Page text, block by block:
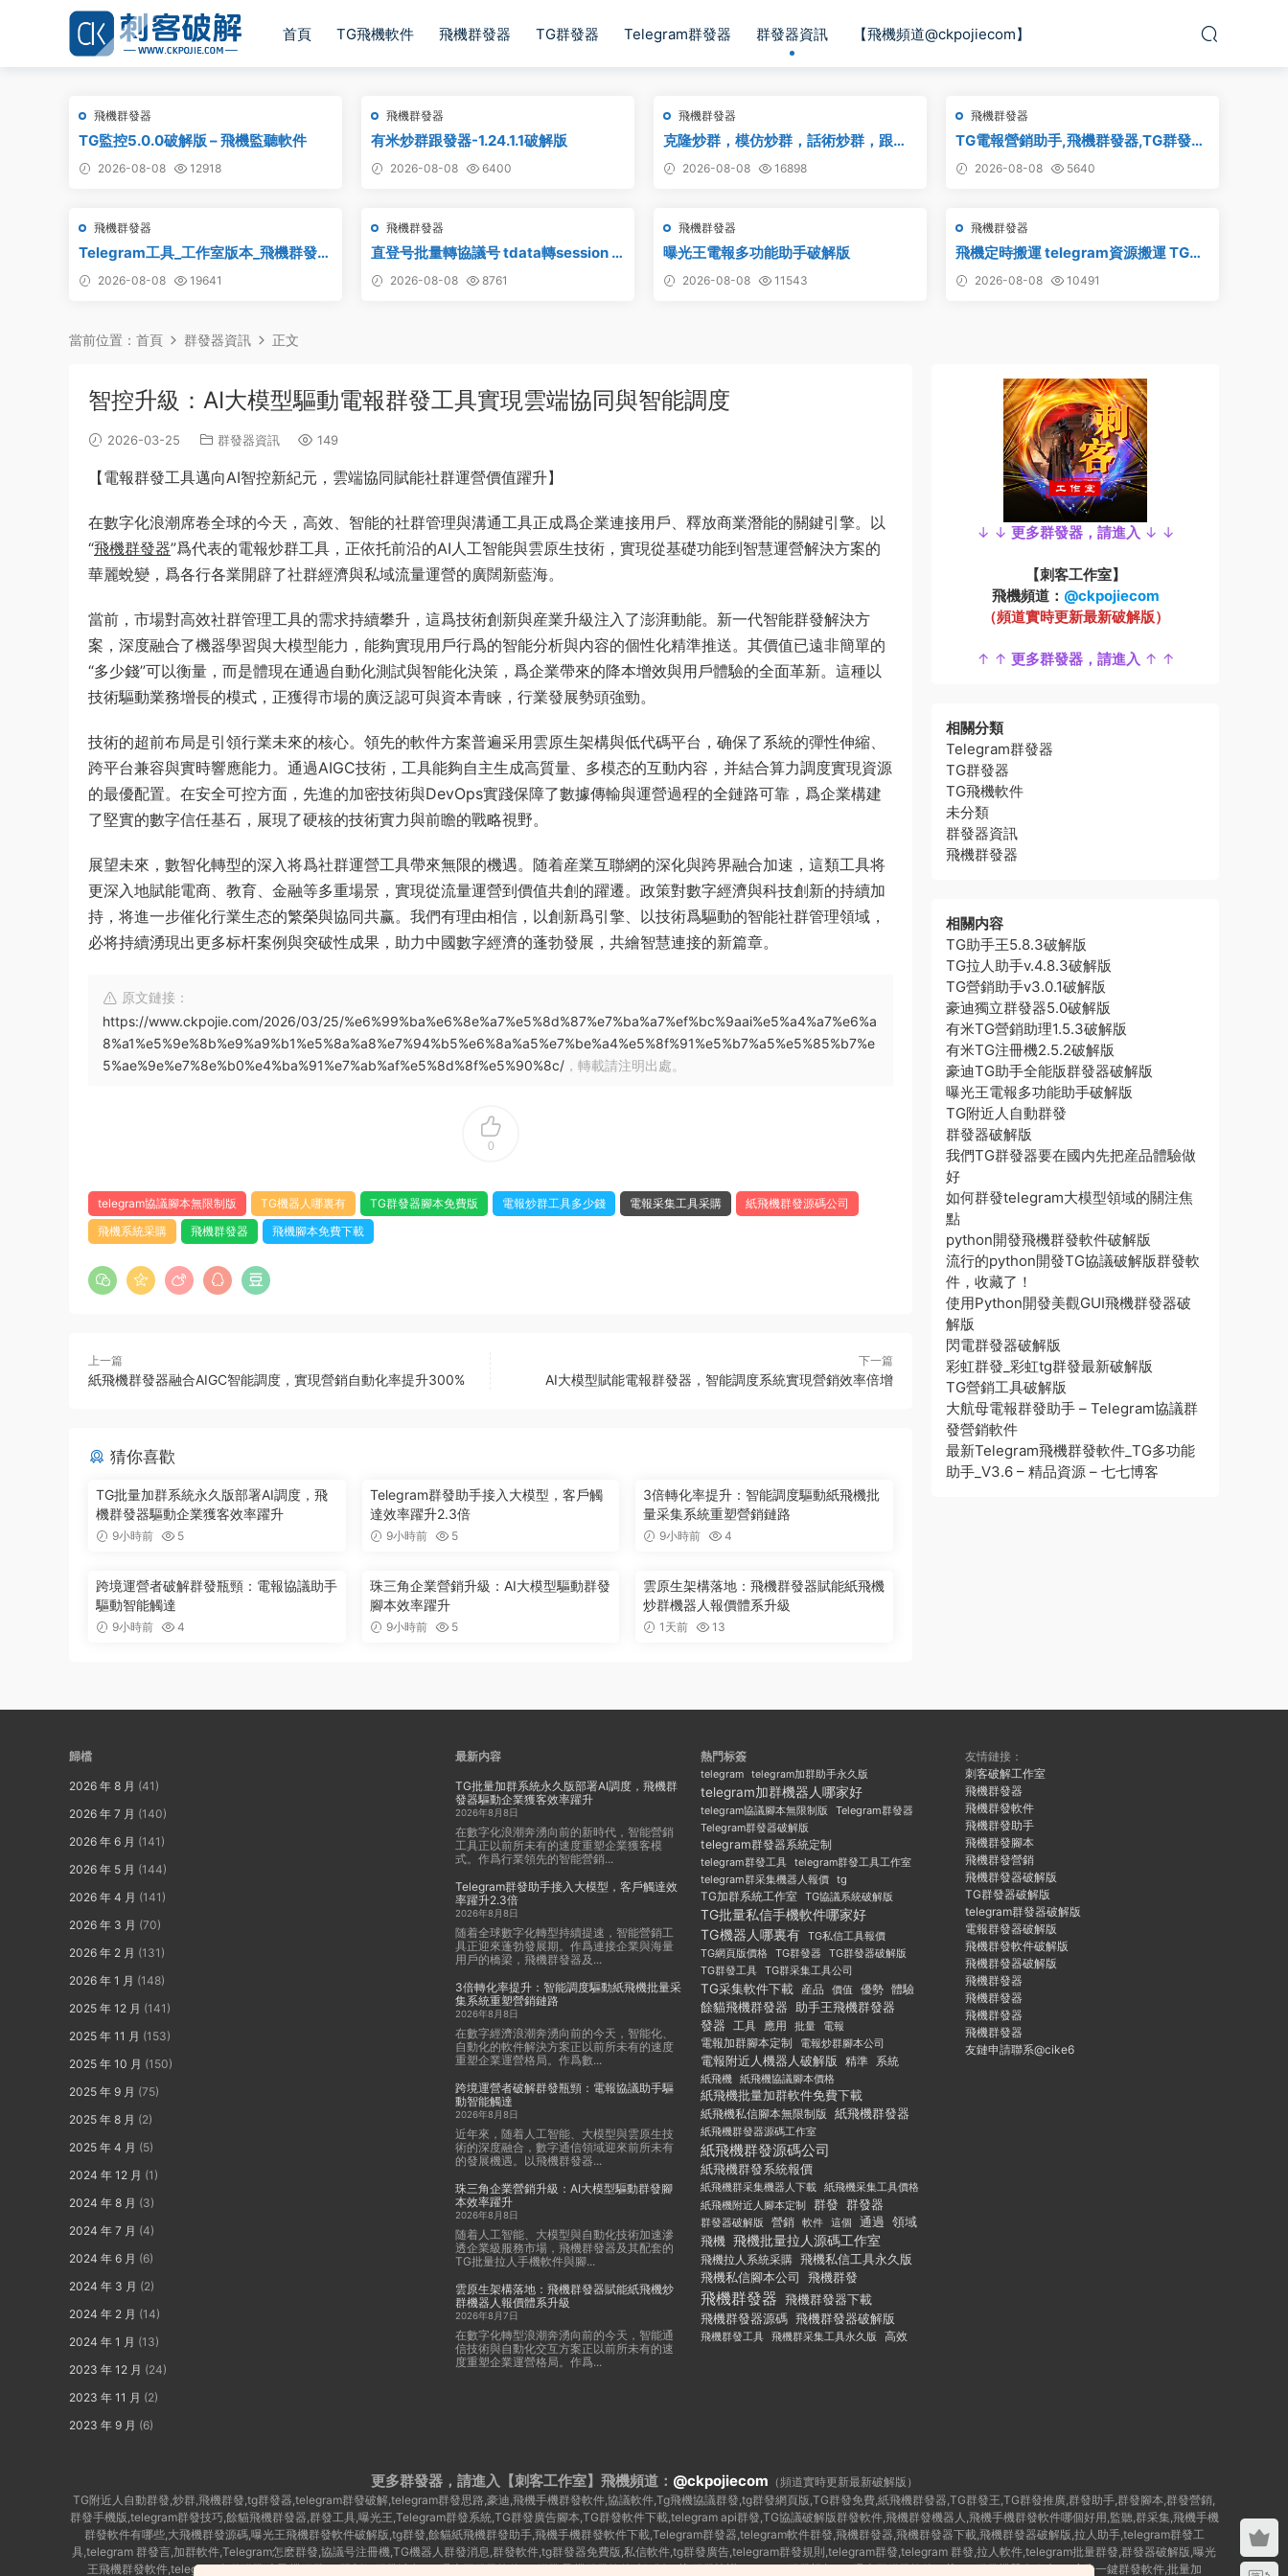
首頁 TG飛機軟件 飛機群發器 TG群發器 Telegram群發器 群發器資訊 【飛機頻道@ckpojiecom】
飛機群發器
TG監控5.0.0破解版 – 飛機監聽軟件
2026-08-08 12918
飛機群發器
有米炒群跟發器-1.24.1.1破解版
2026-08-08 6400
飛機群發器
克隆炒群，模仿炒群，話術炒群，跟發
炒群，自動炒群 破解版 – 群發器 群發軟
件 TG群發器 飛機群發器 飛機群發軟件
2026-08-08 16898
飛機群發器
TG電報營銷助手,飛機群發器,TG群發
器,群發器破解版,群發軟件,群發工具,群
發協議,Telegram群發器,電報群發,協議
2026-08-08 5640
飛機群發器
Telegram工具_工作室版本_飛機群發器
_最新破解版
2026-08-08 19641
飛機群發器
直登号批量轉協議号 tdata轉session –
附破解工具
2026-08-08 8761
飛機群發器
曝光王電報多功能助手破解版
2026-08-08 11543
飛機群發器
飛機定時搬運 telegram資源搬運 TG頻
道搬運 電報頻道克隆
2026-08-08 10491
當前位置： 首頁 群發器資訊 正文
智控升級：AI大模型驅動電報群發工具實現雲端協同與智能調度
2026-03-25 群發器資訊 149
【電報群發工具邁向AI智控新紀元，雲端協同賦能社群運營價值躍升】
在數字化浪潮席卷全球的今天，高效、智能的社群管理與溝通工具正成爲企業連接用戶、釋放商業潛能的關鍵引擎。以
“飛機群發器”爲代表的電報炒群工具，正依托前沿的AI人工智能與雲原生技術，實現從基礎功能到智慧運營解決方案的
華麗蛻變，爲各行各業開辟了社群經濟與私域流量運營的廣闊新藍海。
當前，市場對高效社群管理工具的需求持續攀升，這爲技術創新與産業升級注入了澎湃動能。新一代智能群發解決方
案，深度融合了機器學習與大模型能力，能夠實現用戶行爲的智能分析與内容的個性化精準推送。其價值已遠非簡單的
“多少錢”可以衡量，而是體現在通過自動化測試與智能化決策，爲企業帶來的降本增效與用戶體驗的全面革新。這種以
技術驅動業務增長的模式，正獲得市場的廣泛認可與資本青睐，行業發展勢頭強勁。
技術的超前布局是引領行業未來的核心。領先的軟件方案普遍采用雲原生架構與低代碼平台，确保了系統的彈性伸縮、
跨平台兼容與實時響應能力。通過AIGC技術，工具能夠自主生成高質量、多模态的互動内容，并結合算力調度實現資源
的最優配置。在安全可控方面，先進的加密技術與DevOps實踐保障了數據傳輸與運營過程的全鏈路可靠，爲企業構建
了堅實的數字信任基石，展現了硬核的技術實力與前瞻的戰略視野。
展望未來，數智化轉型的深入将爲社群運營工具帶來無限的機遇。随着産業互聯網的深化與跨界融合加速，這類工具将
更深入地賦能電商、教育、金融等多重場景，實現從流量運營到價值共創的躍遷。政策對數字經濟與科技創新的持續加
持，将進一步催化行業生态的繁榮與協同共赢。我們有理由相信，以創新爲引擎、以技術爲驅動的智能社群管理領域，
必将持續湧現出更多标杆案例與突破性成果，助力中國數字經濟的蓬勃發展，共繪智慧連接的新篇章。
原文鏈接：
https://www.ckpojie.com/2026/03/25/%e6%99%ba%e6%8e%a7%e5%8d%87%e7%ba%a7%ef%bc%9aai%e5%a4%a7%e6%a
8%a1%e5%9e%8b%e9%a9%b1%e5%8a%a8%e7%94%b5%e6%8a%a5%e7%be%a4%e5%8f%91%e5%b7%a5%e5%85%b7%e
5%ae%9e%e7%8e%b0%e4%ba%91%e7%ab%af%e5%8d%8f%e5%90%8c/ ，轉載請注明出處。
0
telegram協議腳本無限制版 TG機器人哪裏有 TG群發器腳本免費版 電報炒群工具多少錢 電報采集工具采購
紙飛機群發源碼公司
飛機系統采購
飛機群發器 飛機腳本免費下載
上一篇
紙飛機群發器融合AIGC智能調度，實現營銷自動化率提升300%
下一篇
AI大模型賦能電報群發器，智能調度系統實現營銷效率倍增
猜你喜歡
TG批量加群系統永久版部署AI調度，飛
機群發器驅動企業獲客效率躍升
9小時前 5
Telegram群發助手接入大模型，客戶觸
達效率躍升2.3倍
9小時前 5
3倍轉化率提升：智能調度驅動紙飛機批
量采集系統重塑營銷鏈路
9小時前 4
跨境運營者破解群發瓶頸：電報協議助手
驅動智能觸達
9小時前 4
珠三角企業營銷升級：AI大模型驅動群發
腳本效率躍升
9小時前 5
雲原生架構落地：飛機群發器賦能紙飛機
炒群機器人報價體系升級
1天前 13
↓ ↓ 更多群發器，請進入 ↓ ↓
【刺客工作室】
飛機頻道： @ckpojiecom
（頻道實時更新最新破解版）
↑ ↑ 更多群發器，請進入 ↑ ↑
相關分類
Telegram群發器
TG群發器
TG飛機軟件
未分類
群發器資訊
飛機群發器
相關内容
TG助手王5.8.3破解版
TG拉人助手v.4.8.3破解版
TG營銷助手v3.0.1破解版
豪迪獨立群發器5.0破解版
有米TG營銷助理1.5.3破解版
有米TG注冊機2.5.2破解版
豪迪TG助手全能版群發器破解版
曝光王電報多功能助手破解版
TG附近人自動群發
群發器破解版
我們TG群發器要在國内先把産品體驗做
好
如何群發telegram大模型領域的關注焦
點
python開發飛機群發軟件破解版
流行的python開發TG協議破解版群發軟
件，收藏了！
使用Python開發美觀GUI飛機群發器破
解版
閃電群發器破解版
彩虹群發_彩虹tg群發最新破解版
TG營銷工具破解版
大航母電報群發助手 – Telegram協議群
發營銷軟件
最新Telegram飛機群發軟件_TG多功能
助手_V3.6 – 精品資源 – 七七博客
歸檔
2026 年 8 月 (41)
2026 年 7 月 (140)
2026 年 6 月 (141)
2026 年 5 月 (144)
2026 年 4 月 (141)
2026 年 3 月 (70)
2026 年 2 月 (131)
2026 年 1 月 (148)
2025 年 12 月 (141)
2025 年 11 月 (153)
2025 年 10 月 (150)
2025 年 9 月 (75)
2025 年 8 月 (2)
2025 年 4 月 (5)
2024 年 12 月 (1)
2024 年 8 月 (3)
2024 年 7 月 (4)
2024 年 6 月 (6)
2024 年 3 月 (2)
2024 年 2 月 (14)
2024 年 1 月 (13)
2023 年 12 月 (24)
2023 年 11 月 (2)
2023 年 9 月 (6)
最新内容
TG批量加群系統永久版部署AI調度，飛機群
發器驅動企業獲客效率躍升
2026年8月8日
在數字化浪潮奔湧向前的新時代，智能營銷
工具正以前所未有的速度重塑企業獲客模
式。作爲行業領先的智能營銷...
Telegram群發助手接入大模型，客戶觸達效
率躍升2.3倍
2026年8月8日
随着全球數字化轉型持續提速，智能營銷工
具正迎來蓬勃發展期。作爲連接企業與海量
用戶的橋梁，飛機群發器及...
3倍轉化率提升：智能調度驅動紙飛機批量采
集系統重塑營銷鏈路
2026年8月8日
在數字經濟浪潮奔湧向前的今天，智能化、
自動化的軟件解決方案正以前所未有的速度
重塑企業運營格局。作爲數...
跨境運營者破解群發瓶頸：電報協議助手驅
動智能觸達
2026年8月8日
近年來，随着人工智能、大模型與雲原生技
術的深度融合，數字通信領域迎來前所未有
的發展機遇。以飛機群發器...
珠三角企業營銷升級：AI大模型驅動群發腳
本效率躍升
2026年8月8日
随着人工智能、大模型與自動化技術加速滲
透企業級服務市場，飛機群發器及其配套的
TG批量拉人手機軟件與腳...
雲原生架構落地：飛機群發器賦能紙飛機炒
群機器人報價體系升級
2026年8月7日
在數字化轉型浪潮奔湧向前的今天，智能通
信技術與自動化交互方案正以前所未有的速
度重塑企業運營格局。作爲...
熱門标簽
telegram telegram加群助手永久版
telegram加群機器人哪家好
telegram協議腳本無限制版
Telegram群發器
Telegram群發器破解版
telegram群發器系統定制
telegram群發工具 telegram群發工具工作室
telegram群采集機器人報價 tg
TG加群系統工作室 TG協議系統破解版
TG批量私信手機軟件哪家好
TG機器人哪裏有 TG私信工具報價
TG網頁版價格 TG群發器
TG群發器破解版
TG群發工具 TG群采集工具公司
TG采集軟件下載 産品 價值 優勢 體驗
餘貓飛機群發器 助手王飛機群發器
發器 工具 應用 批量 電報
電報加群腳本定制 電報炒群腳本公司
電報附近人機器人破解版 精準
系統
紙飛機
紙飛機協議腳本價格
紙飛機批量加群軟件免費下載
紙飛機私信腳本無限制版 紙飛機群發器
紙飛機群發器源碼工作室
紙飛機群發源碼公司
紙飛機群發系統報價
紙飛機群采集機器人下載 紙飛機采集工具價格
紙飛機附近人腳本定制
群發 群發器
群發器破解版 營銷 軟件 這個 通過 領域
飛機 飛機批量拉人源碼工作室
飛機拉人系統采購 飛機私信工具永久版
飛機私信腳本公司
飛機群發
飛機群發器 飛機群發器下載
飛機群發器源碼 飛機群發器破解版
飛機群發工具 飛機群采集工具永久版 高效
友情鏈接：
刺客破解工作室
飛機群發器
飛機群發軟件
飛機群發助手
飛機群發腳本
飛機群發營銷
飛機群發器破解版
TG群發器破解版
telegram群發器破解版
電報群發器破解版
飛機群發軟件破解版
飛機群發器破解版
飛機群發器
飛機群發器
飛機群發器
飛機群發器
友鏈申請聯系@cike6
更多群發器，請進入【刺客工作室】 飛機頻道： @ckpojiecom （頻道實時更新最新破解版）
TG附近人自動群發,炒群,飛機群發,tg群發器,telegram群發破解,telegram群發思路,豪迪,飛機手機群發軟件,協議軟件,Tg飛機協議群發,tg群發網頁版,TG群發免費,紙飛機群發器,TG群發王,TG群發推廣,群發助手,群發腳本,群發營銷,
群發手機版,telegram群發技巧,餘貓飛機群發器,群發工具,曝光王,Telegram群發系統,TG群發廣告腳本,TG群發軟件下載,telegram api群發,TG協議破解版群發軟件,飛機群發機器人,飛機手機群發軟件哪個好用,監聽,群采集,飛機手機
群發軟件有哪些,大飛機群發源碼,曝光王飛機群發軟件破解版,tg群發,餘貓紙飛機群發助手,飛機手機群發軟件下載,Telegram群發器,telegram軟件群發,飛機群發器,飛機群發器下載,飛機群發器破解版,拉人助手,telegram群發工
具,telegram 群發言,加群軟件,Telegram怎麽群發,協議号注冊機,TG機器人群發消息,群發軟件,tg群發器免費版,私信軟件,tg群發廣告,telegram群發規則,telegram群發,telegram 群發,拉人軟件,telegram批量群發,群發器破解版,曝光
王飛機群發軟件,telegram自動群發,大飛機群發,Tg限制組群發消息,TG曝光王群發軟件,tg 群發,飛機群發軟件破解版下載,群發協議,telegram群發視頻,TG曝光王群發軟件下載,TG群發機器人腳本,Tg廣告一鍵群發軟件,批量加